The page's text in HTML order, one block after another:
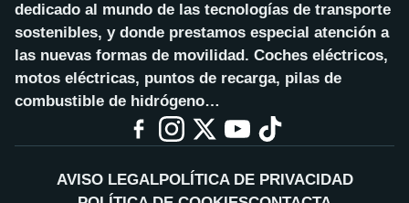
dedicado al mundo de las tecnologías de transporte
sostenibles, y donde prestamos especial atención a
las nuevas formas de movilidad. Coches eléctricos,
motos eléctricas, puntos de recarga, pilas de
combustible de hidrógeno…
AVISO LEGALPOLÍTICA DE PRIVACIDAD